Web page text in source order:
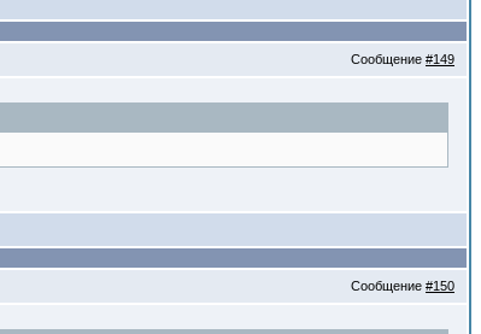
Сообщение #149
Сообщение #150